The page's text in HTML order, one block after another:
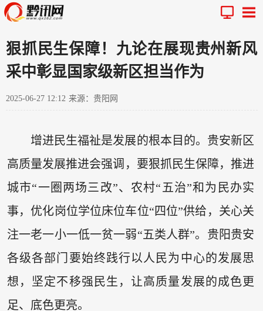
狠抓民生保障！九论在展现贵州新风
采中彰显国家级新区担当作为
2025-06-27 12:12 来源：贵阳网
增进民生福祉是发展的根本目的。贵安新区
高质量发展推进会强调，要狠抓民生保障，推进
城市“一圈两场三改”、农村“五治”和为民办实
事，优化岗位学位床位车位“四位”供给，关心关
注一老一小一低一贫一弱“五类人群”。贵阳贵安
各级各部门要始终践行以人民为中心的发展思
想，坚定不移强民生，让高质量发展的成色更
足、底色更亮。